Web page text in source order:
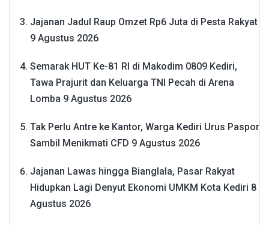
Jajanan Jadul Raup Omzet Rp6 Juta di Pesta Rakyat
9 Agustus 2026
Semarak HUT Ke-81 RI di Makodim 0809 Kediri,
Tawa Prajurit dan Keluarga TNI Pecah di Arena
Lomba 9 Agustus 2026
Tak Perlu Antre ke Kantor, Warga Kediri Urus Paspor
Sambil Menikmati CFD 9 Agustus 2026
Jajanan Lawas hingga Bianglala, Pasar Rakyat
Hidupkan Lagi Denyut Ekonomi UMKM Kota Kediri 8
Agustus 2026